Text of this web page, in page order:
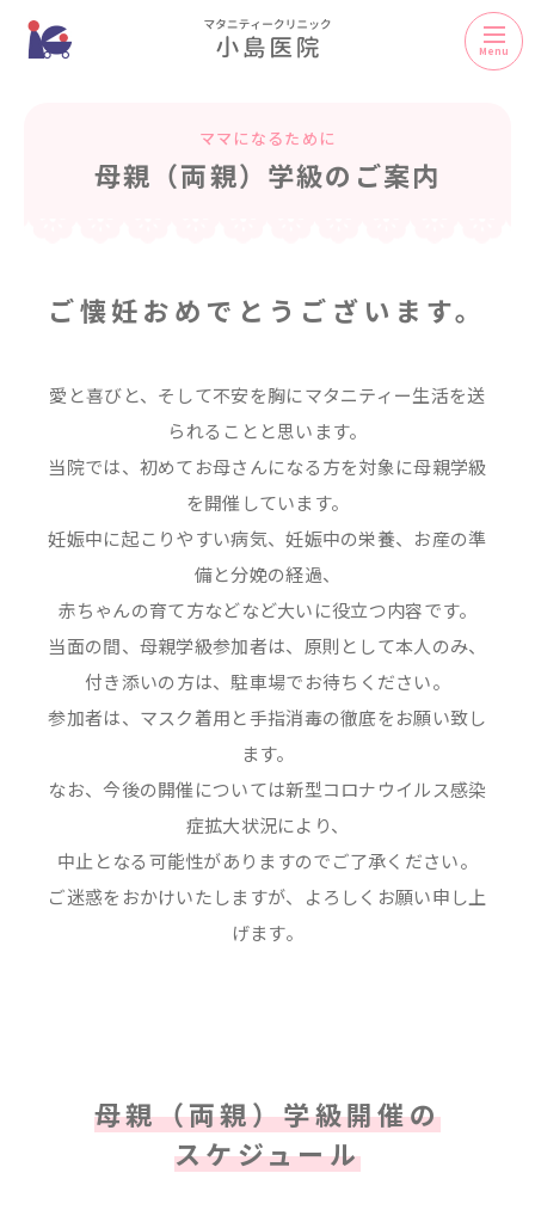
Menu
ママになるために
母親（両親）学級のご案内
ご懐妊おめでとうございます。
愛と喜びと、そして不安を胸にマタニティー生活を送
られることと思います。
当院では、初めてお母さんになる方を対象に母親学級
を開催しています。
妊娠中に起こりやすい病気、妊娠中の栄養、お産の準
備と分娩の経過、
赤ちゃんの育て方などなど大いに役立つ内容です。
当面の間、母親学級参加者は、原則として本人のみ、
付き添いの方は、駐車場でお待ちください。
参加者は、マスク着用と手指消毒の徹底をお願い致し
ます。
なお、今後の開催については新型コロナウイルス感染
症拡大状況により、
中止となる可能性がありますのでご了承ください。
ご迷惑をおかけいたしますが、よろしくお願い申し上
げます。
母親（両親）学級開催の
スケジュール